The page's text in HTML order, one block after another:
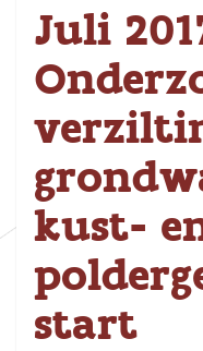
Juli
kust-
start